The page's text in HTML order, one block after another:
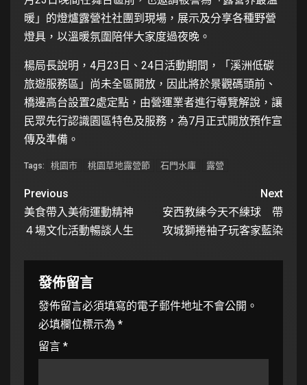
暖」的燈爐露營社社團到現場，展示及分享各種野營
燈具，以溫暖氛圍陪伴大家度過夜晚。
楊局長說明，4月23日、24日活動期間，「溪洲低碳
旅遊服務區」尚未全區開放，因此將於景觀碼頭前、
橋邊高台設置2處定點，由營運業者進行導覽解說，讓
民眾先行認識園區特色及服務，為7月正式開放預作宣
傳及準備。
Tags: 桃園市 桃園草地露營節 石門水庫 露營
Previous
美食帶入美術運動精神
４場文化活動暢談人生
Next
安西教練今天不練球 帶
攻城獅捲袖子玩客家藍染
發佈留言
發佈留言必須填寫的電子郵件地址不會公開。
必填欄位標示為 *
留言 *